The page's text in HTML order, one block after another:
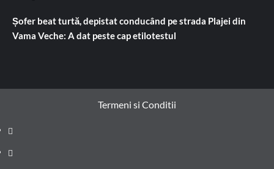
Șofer beat turtă, depistat conducând pe strada Plajei din
Vama Veche: A dat peste cap etilotestul
Termeni si Conditii
Prima
pagină
Știri